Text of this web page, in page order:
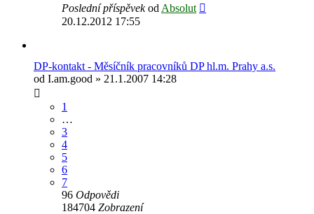
Poslední příspěvekod Absolut
20.12.2012 17:55
DP-kontakt - Měsíčník pracovníků DP hl.m. Prahy a.s.
od I.am.good » 21.1.2007 14:28
1
…
3
4
5
6
7
96 Odpovědi
184704 Zobrazení